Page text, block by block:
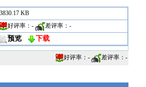
3830.17 KB
好评率： - 差评率： -
预览 下载
好评率： - 差评率： -